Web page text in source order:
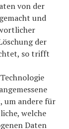
von der
und
der
so trifft
um andere für
welche
Daten